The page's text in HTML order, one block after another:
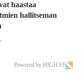
haastaa
hallitseman
Powered by HIGH.FI